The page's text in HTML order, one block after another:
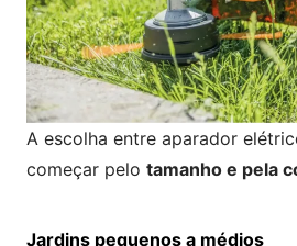
A escolha entre aparador
começar pelo tamanho e pela
Jardins pequenos a médios